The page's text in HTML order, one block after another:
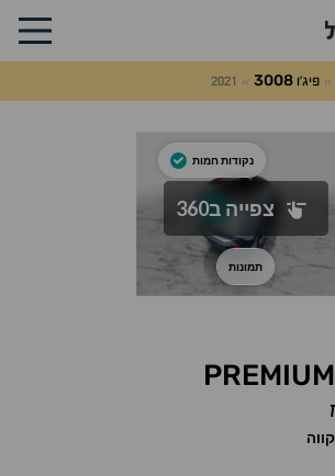
פיג'ו3008
2021
PREMIUM